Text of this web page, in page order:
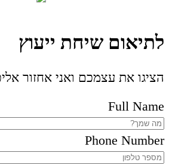
לתיאום שיחת ייעוץ
הציגו את עצמכם ואני אחזור
Full Name
Phone Number